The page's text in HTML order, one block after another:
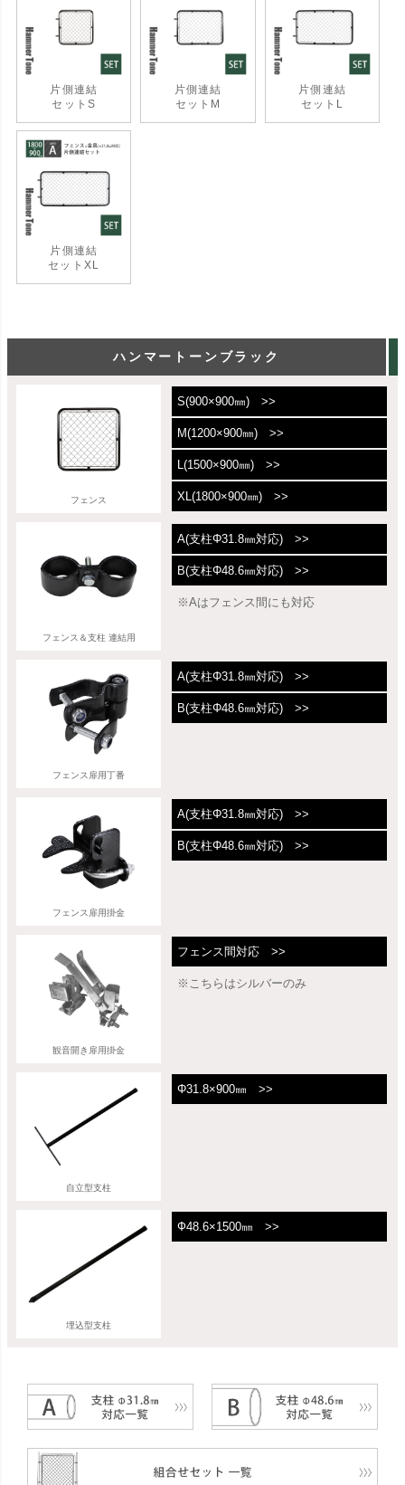
片側連結
セットS
片側連結
セットM
片側連結
セットL
片側連結
セットXL
ハンマートーンブラック
フェンス
S(900×900㎜) >>
M(1200×900㎜) >>
L(1500×900㎜) >>
XL(1800×900㎜) >>
フェンス＆支柱 連結用
A(支柱Φ31.8㎜対応) >>
B(支柱Φ48.6㎜対応) >>
※Aはフェンス間にも対応
フェンス扉用丁番
A(支柱Φ31.8㎜対応) >>
B(支柱Φ48.6㎜対応) >>
フェンス扉用掛金
A(支柱Φ31.8㎜対応) >>
B(支柱Φ48.6㎜対応) >>
観音開き扉用掛金
フェンス間対応 >>
※こちらはシルバーのみ
自立型支柱
Φ31.8×900㎜ >>
埋込型支柱
Ф48.6×1500㎜ >>